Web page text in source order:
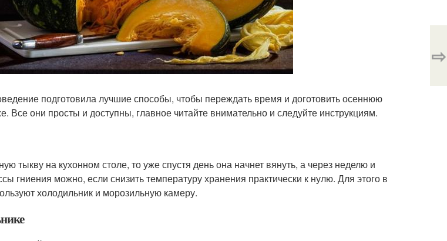
подготовила лучшие способы, чтобы переждать время и доготовить осеннюю
Все они просты и доступны, главное читайте внимательно и следуйте инструкциям.
тыкву на кухонном столе, то уже спустя день она начнет вянуть, а через неделю и
гниения можно, если снизить температуру хранения практически к нулю. Для этого в
холодильник и морозильную камеру.
⇨